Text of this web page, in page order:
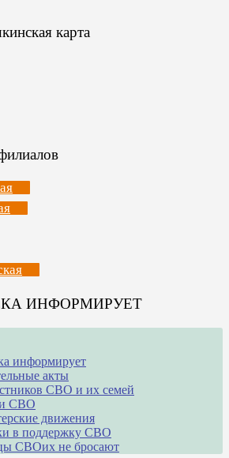
карта
ИНФОРМИРУЕТ
информирует
акты
СВО и их семей
СВО
движения
в поддержку СВО
СВОих не бросают